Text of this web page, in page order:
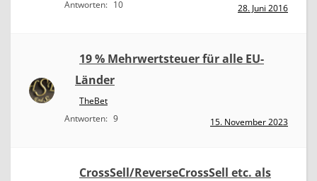
Antworten: 10 28. Juni 2016
19 % Mehrwertsteuer für alle EU-
Länder
TheBet
Antworten: 9 15. November 2023
CrossSell/ReverseCrossSell etc. als